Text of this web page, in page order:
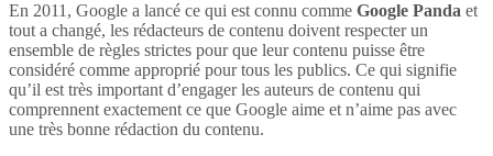
En 2011, Google a lancé ce qui est connu comme Google Panda et
tout a changé, les rédacteurs de contenu doivent respecter un
ensemble de règles strictes pour que leur contenu puisse être
considéré comme approprié pour tous les publics. Ce qui signifie
qu’il est très important d’engager les auteurs de contenu qui
comprennent exactement ce que Google aime et n’aime pas avec
une très bonne rédaction du contenu.